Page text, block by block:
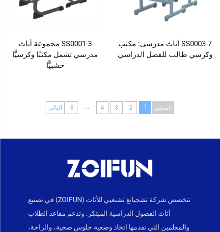
SS0003-7 أثاث مدرسي: مكتب
وكرسي طالب للفصل الدراسي
SS0001-3 مجموعة أثاث
مدرسي تشمل مكتبًا وكرسيًّا
خشبيًّا
السابق 1
2
3
4
...
8 التالي
تتخصص شركة تشجيانغ تشنغيي للأثاث (ZOIFUN) في تصنيع
أثاث الفصول الدراسية المبتكر. وتدعم مقاعد الطلاب
والمعلمين التي نقدمها اتخاذ وضعية جلوس صحية، والراحة،